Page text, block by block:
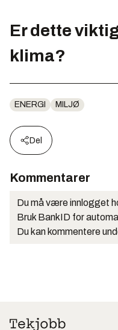
Er dette
klima?
ENERGI MILJØ
Del
Kommentarer
Du må være innlogget
Bruk BankID for
Du kan kommentere